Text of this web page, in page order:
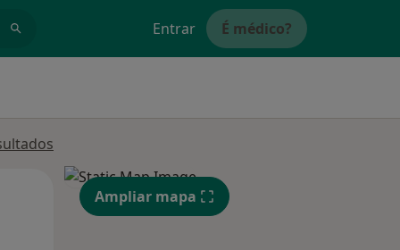
Entrar É médico?
Segunda-feira Ter, Qua
12 Ago
Ampliar mapa